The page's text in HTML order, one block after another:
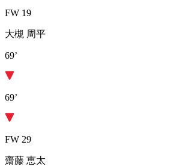
FW 19
大槻 周平
69’
69’
FW 29
齋藤 恵太